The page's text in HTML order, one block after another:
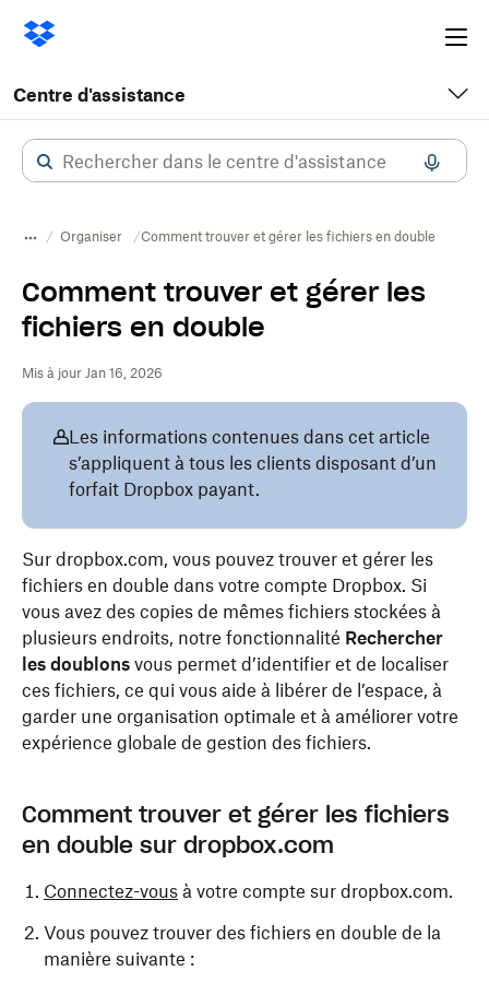
Centre d'assistance
Organiser Comment trouver et gérer les fichiers en double
Comment trouver et gérer les
fichiers en double
Mis à jour Jan 16, 2026
Les informations contenues dans cet article
s’appliquent à tous les clients disposant d’un
forfait Dropbox payant.
Sur dropbox.com, vous pouvez trouver et gérer les
fichiers en double dans votre compte Dropbox. Si
vous avez des copies de mêmes fichiers stockées à
plusieurs endroits, notre fonctionnalité Rechercher
les doublons vous permet d’identifier et de localiser
ces fichiers, ce qui vous aide à libérer de l’espace, à
garder une organisation optimale et à améliorer votre
expérience globale de gestion des fichiers.
Comment trouver et gérer les fichiers
en double sur dropbox.com
Connectez-vous à votre compte sur dropbox.com.
Vous pouvez trouver des fichiers en double de la
manière suivante :